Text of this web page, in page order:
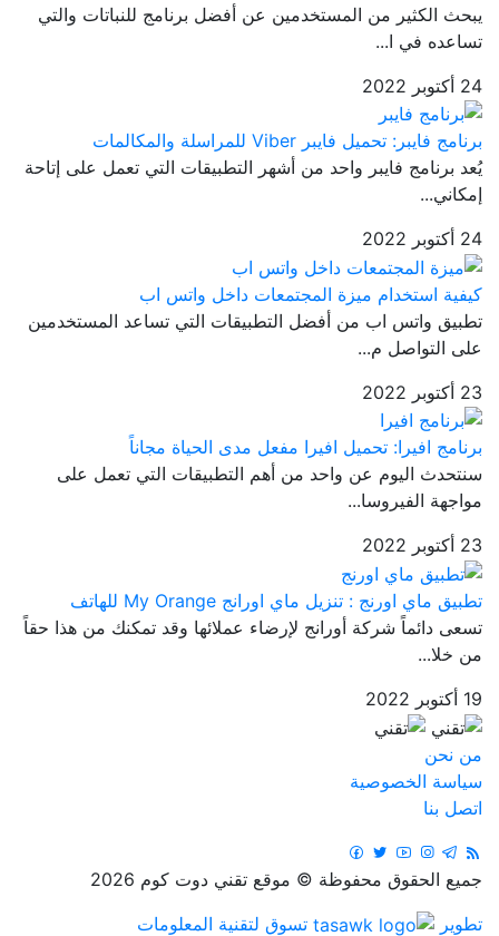
يبحث الكثير من المستخدمين عن أفضل برنامج للنباتات والتي
تساعده في ا...
24 أكتوبر 2022
برنامج فايبر: تحميل فايبر Viber للمراسلة والمكالمات
يُعد برنامج فايبر واحد من أشهر التطبيقات التي تعمل على إتاحة
إمكاني...
24 أكتوبر 2022
كيفية استخدام ميزة المجتمعات داخل واتس اب
تطبيق واتس اب من أفضل التطبيقات التي تساعد المستخدمين
على التواصل م...
23 أكتوبر 2022
برنامج افيرا: تحميل افيرا مفعل مدى الحياة مجاناً
سنتحدث اليوم عن واحد من أهم التطبيقات التي تعمل على
مواجهة الفيروسا...
23 أكتوبر 2022
تطبيق ماي اورنج : تنزيل ماي اورانج My Orange للهاتف
تسعى دائماً شركة أورانج لإرضاء عملائها وقد تمكنك من هذا حقاً
من خلا...
19 أكتوبر 2022
من نحن
سياسة الخصوصية
اتصل بنا
جميع الحقوق محفوظة © موقع تقني دوت كوم 2026
تطوير
تسوق لتقنية المعلومات